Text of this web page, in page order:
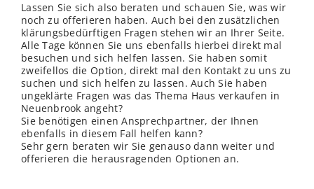
Lassen Sie sich also beraten und schauen Sie, was wir
noch zu offerieren haben. Auch bei den zusätzlichen
klärungsbedürftigen Fragen stehen wir an Ihrer Seite.
Alle Tage können Sie uns ebenfalls hierbei direkt mal
besuchen und sich helfen lassen. Sie haben somit
zweifellos die Option, direkt mal den Kontakt zu uns zu
suchen und sich helfen zu lassen. Auch Sie haben
ungeklärte Fragen was das Thema Haus verkaufen in
Neuenbrook angeht?
Sie benötigen einen Ansprechpartner, der Ihnen
ebenfalls in diesem Fall helfen kann?
Sehr gern beraten wir Sie genauso dann weiter und
offerieren die herausragenden Optionen an.